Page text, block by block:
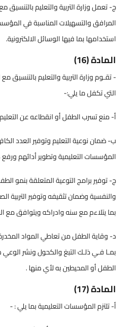
ج- تعمل وزارة التربية والتعليم
المرافق والتسهيلات المناسبة في
استخدامها بما فيها الوسائل الالكترونية.
المادة (16)
- تقـوم وزارة التربية والتعليم بالتنسيق
التي تكفل ما يلي:-
أ- منع تسرب الطفل أو انقطاعه عن
ب- ضمان نوعية التعليم وتوفير العدد
المؤسسات التعليمية وتطوير أدائهم
ج- توفير برامج التوعية المتعلقة بنمو
والنفسية وضمان تثقيفه وتوفير التربية
بما يتلاءم مع سنه وادراكه ويتوافق مع
د- وقاية الطفل من تعاطي المواد
بمـا فـي ذلـك التبغ والكحول ونشر الوعي
الطفل أو المحيطين به لأي منها .
المادة (17)
أ- تلتزم المؤسسات التعليمية بما يلي : -